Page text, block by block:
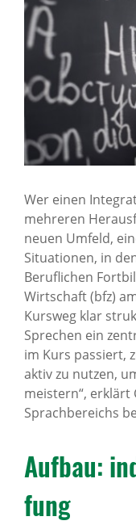
Über uns
Standorte
Presse
News Archiv
Wer einen
mehreren
neuen Umfeld,
Situationen, in
Beruflichen
Wirtschaft (bfz)
Kursweg klar
Sprechen ein
im Kurs passiert,
aktiv zu nutzen,
meistern“, erklärt
Sprachbereichs
Aufbau:
fung